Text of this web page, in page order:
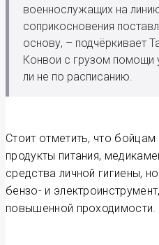
военнослужащих на
соприкосновения
основу, – подчёркивает
Конвои с грузом помощи
ли не по расписанию.
Стоит отметить, что
продукты питания,
средства личной гигиены,
бензо- и
повышенной проходимости.